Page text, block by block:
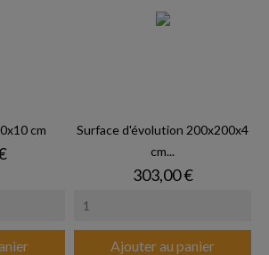
cm
Surface d'évolution 200x200x4
cm...
Prix
303,00 €
Ajouter au panier